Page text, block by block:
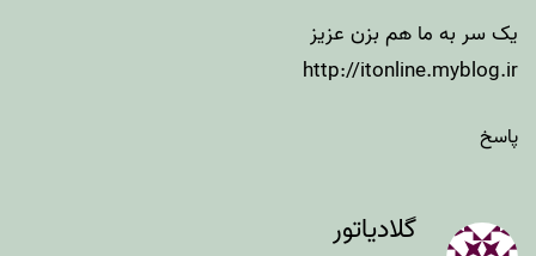
یک سر به ما هم بزن عزیز
http://itonline.myblog.ir
پاسخ
گلادیاتور